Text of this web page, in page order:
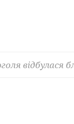
відбулася